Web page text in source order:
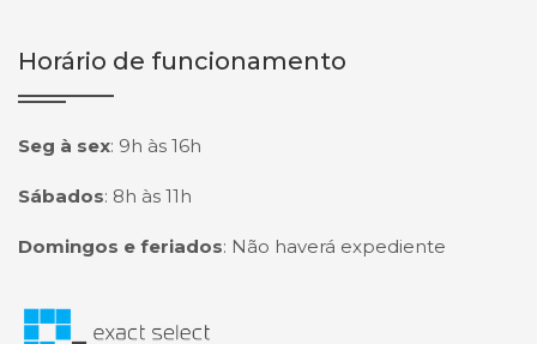
Horário de funcionamento
Seg à sex: 9h às 16h
Sábados: 8h às 11h
Domingos e feriados: Não haverá expediente
Página inicial